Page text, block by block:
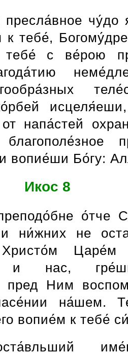
чу́до
тебе́,
с ве́рою
напа́стей
вопие́ши Бо́гу:
Икос 8
о́тче
ни́жних не
Царе́м
и нас,
пред Ним
на́шем.
вопие́м к тебе́